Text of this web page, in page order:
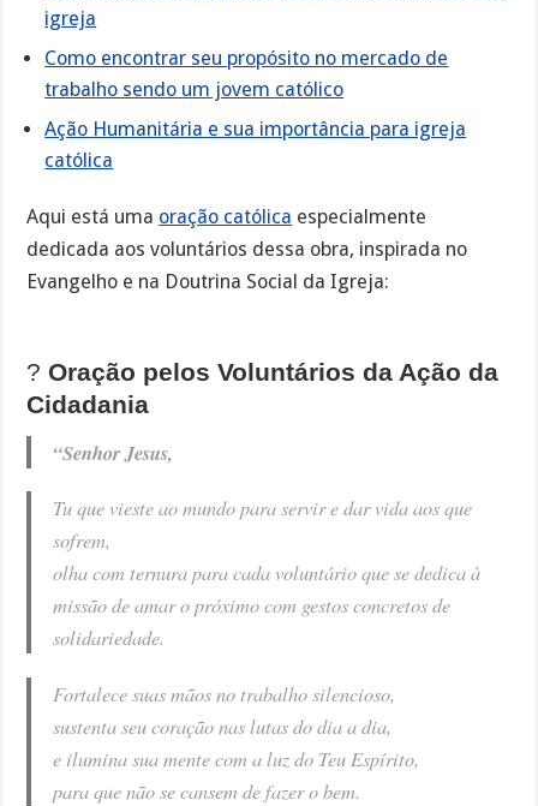
igreja
Como encontrar seu propósito no mercado de
trabalho sendo um jovem católico
Ação Humanitária e sua importância para igreja
católica
Aqui está uma oração católica especialmente
dedicada aos voluntários dessa obra, inspirada no
Evangelho e na Doutrina Social da Igreja:
? Oração pelos Voluntários da Ação da
Cidadania
“Senhor Jesus,
Tu que vieste ao mundo para servir e dar vida aos que
sofrem,
olha com ternura para cada voluntário que se dedica à
missão de amar o próximo com gestos concretos de
solidariedade.
Fortalece suas mãos no trabalho silencioso,
sustenta seu coração nas lutas do dia a dia,
e ilumina sua mente com a luz do Teu Espírito,
para que não se cansem de fazer o bem.